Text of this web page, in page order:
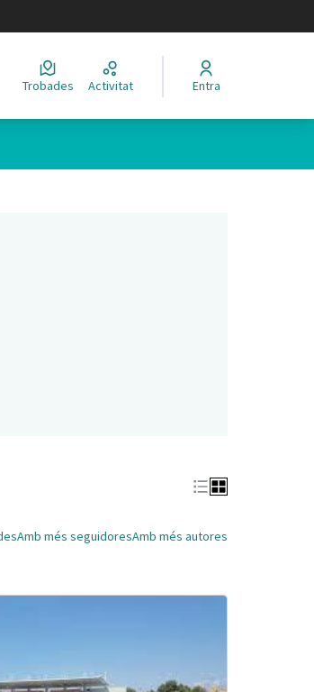
Trobades Activitat Entra
Amb més seguidoresAmb més autores